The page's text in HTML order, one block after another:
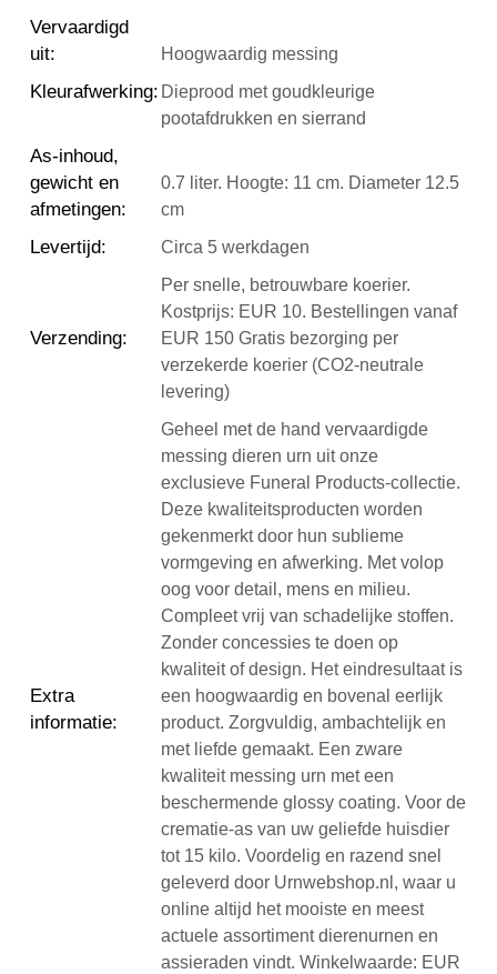
Vervaardigd
uit: Hoogwaardig messing
Kleurafwerking: Dieprood met goudkleurige
pootafdrukken en sierrand
As-inhoud,
gewicht en
afmetingen:
0.7 liter. Hoogte: 11 cm. Diameter 12.5
cm
Levertijd: Circa 5 werkdagen
Verzending:
Per snelle, betrouwbare koerier.
Kostprijs: EUR 10. Bestellingen vanaf
EUR 150 Gratis bezorging per
verzekerde koerier (CO2-neutrale
levering)
Extra
informatie:
Geheel met de hand vervaardigde
messing dieren urn uit onze
exclusieve Funeral Products-collectie.
Deze kwaliteitsproducten worden
gekenmerkt door hun sublieme
vormgeving en afwerking. Met volop
oog voor detail, mens en milieu.
Compleet vrij van schadelijke stoffen.
Zonder concessies te doen op
kwaliteit of design. Het eindresultaat is
een hoogwaardig en bovenal eerlijk
product. Zorgvuldig, ambachtelijk en
met liefde gemaakt. Een zware
kwaliteit messing urn met een
beschermende glossy coating. Voor de
crematie-as van uw geliefde huisdier
tot 15 kilo. Voordelig en razend snel
geleverd door Urnwebshop.nl, waar u
online altijd het mooiste en meest
actuele assortiment dierenurnen en
assieraden vindt. Winkelwaarde: EUR